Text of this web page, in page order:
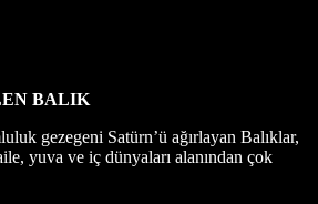
BALIK
gezegeni Satürn’ü ağırlayan Balıklar,
yuva ve iç dünyaları alanından çok